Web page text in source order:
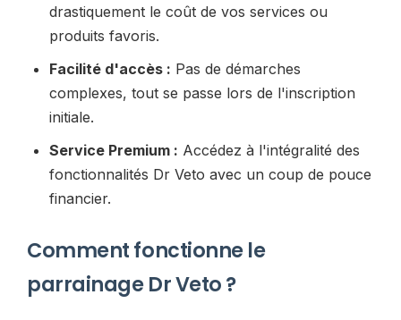
drastiquement le coût de vos services ou
produits favoris.
Facilité d'accès : Pas de démarches
complexes, tout se passe lors de l'inscription
initiale.
Service Premium : Accédez à l'intégralité des
fonctionnalités Dr Veto avec un coup de pouce
financier.
Comment fonctionne le
parrainage Dr Veto ?